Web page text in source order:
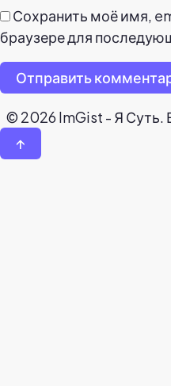
Сохранить моё имя,
браузере для
Отправить
© 2026 ImGist - Я
↑